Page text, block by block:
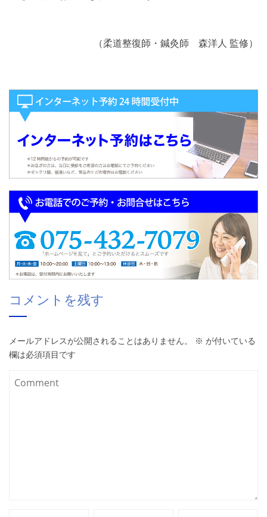
（柔道整復師・鍼灸師 森洋人 監修）
コメントを残す
メールアドレスが公開されることはありません。 ※ が付いている
欄は必須項目です